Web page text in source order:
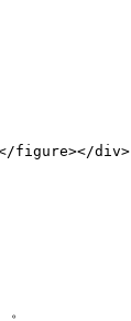
figure></div>